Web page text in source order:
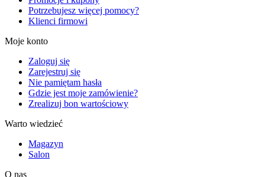
Potrzebujesz więcej pomocy?
Klienci firmowi
Moje konto
Zaloguj się
Zarejestruj się
Nie pamiętam hasła
Gdzie jest moje zamówienie?
Zrealizuj bon wartościowy
Warto wiedzieć
Magazyn
Salon
O nas